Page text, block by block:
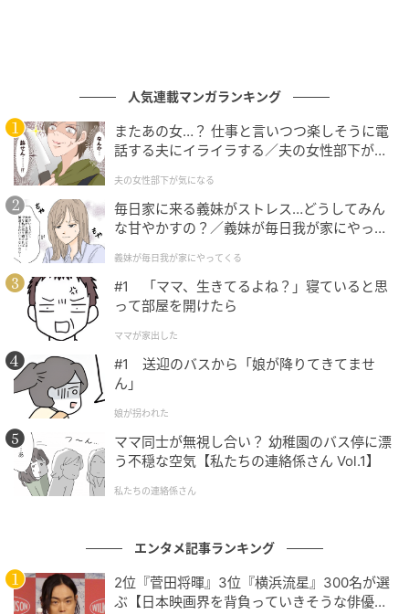
（28歳／男性）
ドラマや映画、アニメ、CMなど様々なところで耳にします！
凄い才能の持ち主だと思います！（35歳／女性）
社会現象になるくらいの存在感を示し、歌、ファッション、ア
ートにおいても素晴らしいと思います。（62歳／女性）
若者から大人まで魅了する、“令和を代表する
歌声”
今回ご紹介した3名はいずれも、それぞれ異なる個性・
ケート回答者のみなさんから寄せられたリアルなコメ
ントには、それぞれへの熱い思いや共感ポイントも詰
まっていました。
人気連載マンガランキング
またあの女…？ 仕事と言いつつ楽しそうに電
話する夫にイライラする／夫の女性部下が気
夫の女性部下が気になる
毎日家に来る義妹がストレス…どうしてみん
な甘やかすの？／義妹が毎日我が家にやって
が】
義妹が毎日我が家にやってくる
#1 「ママ、生きてるよね？」寝ていると思
って部屋を開けたら
ママが家出した
#1 送迎のバスから「娘が降りてきてませ
ん」
娘が拐われた
ママ同士が無視し合い？ 幼稚園のバス停に漂
う不穏な空気【私たちの連絡係さん Vol.1】
私たちの連絡係さん
エンタメ記事ランキング
2位『菅田将暉』3位『横浜流星』300名が選
ぶ【日本映画界を背負っていきそうな俳優】1